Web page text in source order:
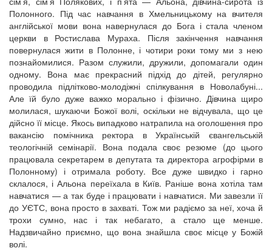
Полонного. Під час навчання в Хмельницькому на вчителя
англійської мови вона навернулася до Бога і стала членом
церкви в Ростислава Мураха. Після закінчення навчання
повернулася жити в Полонне, і чотири роки тому ми з нею
познайомилися. Разом служили, дружили, допомагали один
одному. Вона має прекрасний підхід до дітей, регулярно
проводила підлітково-молодіжні спілкування в Новолабуні...
Але їй було дуже важко морально і фізично. Дівчина щиро
молилася, шукаючи Божої волі, оскільки не відчувала, що це
дійсно її місце. Якось випадково натрапила на оголошення про
вакансію помічника ректора в Українській євангельській
теологічній семінарії. Вона подала своє резюме (до цього
працювала секретарем в депутата та директора агрофірми в
Полонному) і отримала роботу. Все дуже швидко і гарно
склалося, і Альона переїхала в Київ. Раніше вона хотіла там
навчатися — а так буде і працювати і навчатися. Ми завезли її
до УЄТС, вона просто в захваті. Тож ми радіємо за неї, хоча й
трохи сумно, нас і так небагато, а стало ще менше.
Надзвичайно приємно, що вона знайшла своє місце у Божій
волі.